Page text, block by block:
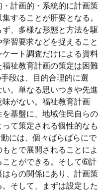
計画的・系統的に計画策
することが肝要となる。
、多様な形態と方法を駆
習要求などを捉えること
ート調査だけによる資料
祉教育計画の策定は困難
段は、目的合理的に選
。単なる思いつきや先進
がない。福祉教育計画
基盤に、地域住民自らの
て策定される個性的なも
には、個々ばらばらにで
とで展開されることによ
ことができる。そして➅計
らの関係にあり、計画策
そして、まずは設定した